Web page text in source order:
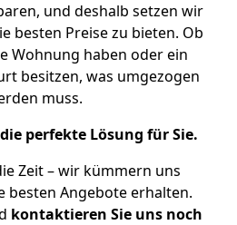
und deshalb setzen wir
besten Preise zu bieten. Ob
Wohnung haben oder ein
besitzen, was umgezogen
muss.
perfekte Lösung für Sie.
Zeit – wir kümmern uns
besten Angebote erhalten.
kontaktieren Sie uns noch